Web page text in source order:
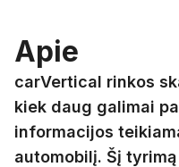
Apie
carVertical rinkos
kiek daug galimai
informacijos
automobilį. Šį